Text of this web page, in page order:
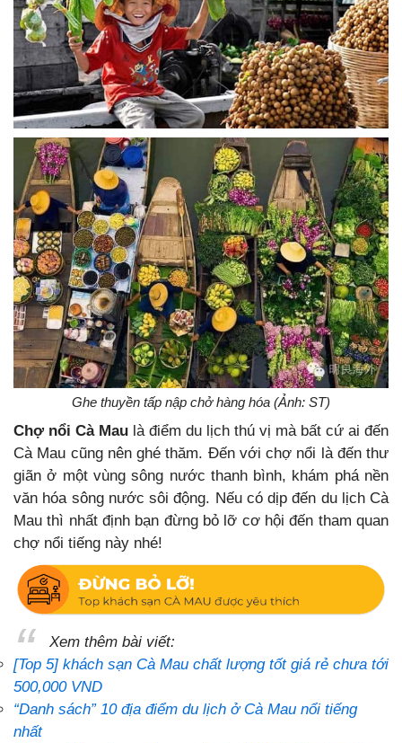
Ghe thuyền tấp nập chở hàng hóa (Ảnh: ST)
Chợ nổi Cà Mau là điểm du lịch thú vị mà bất cứ ai đến
Cà Mau cũng nên ghé thăm. Đến với chợ nổi là đến thư
giãn ở một vùng sông nước thanh bình, khám phá nền
văn hóa sông nước sôi động. Nếu có dịp đến du lịch Cà
Mau thì nhất định bạn đừng bỏ lỡ cơ hội đến tham quan
chợ nổi tiếng này nhé!
Xem thêm bài viết:
[Top 5] khách sạn Cà Mau chất lượng tốt giá rẻ chưa tới
500,000 VND
“Danh sách” 10 địa điểm du lịch ở Cà Mau nổi tiếng
nhất